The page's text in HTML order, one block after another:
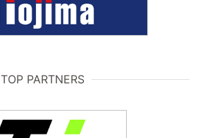
TOP PARTNERS